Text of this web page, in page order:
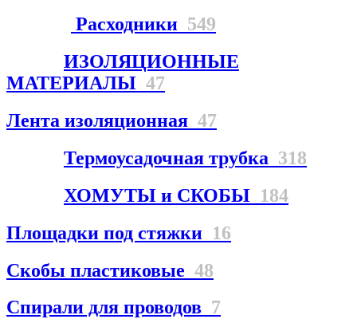
Расходники 549
ИЗОЛЯЦИОННЫЕ
МАТЕРИАЛЫ 47
Лента изоляционная 47
Термоусадочная трубка 318
ХОМУТЫ и СКОБЫ 184
Площадки под стяжки 16
Скобы пластиковые 48
Спирали для проводов 7